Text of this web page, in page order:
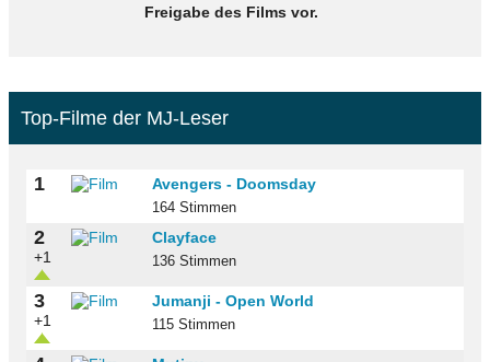
Freigabe des Films vor.
Top-Filme der MJ-Leser
1 Avengers - Doomsday
164 Stimmen
2
+1
Clayface
136 Stimmen
3
+1
Jumanji - Open World
115 Stimmen